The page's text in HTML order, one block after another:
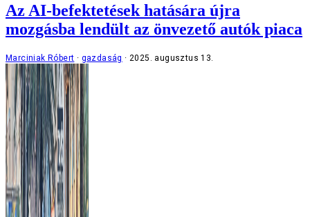
Az AI-befektetések hatására újra
mozgásba lendült az önvezető autók piaca
Marciniak Róbert gazdaság 2025. augusztus 13.